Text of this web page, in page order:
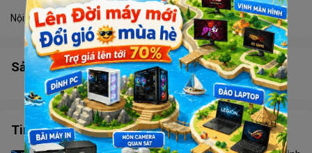
Nội dung đang được cập nhật
Sản phẩm tương tự
Tin tức công nghệ